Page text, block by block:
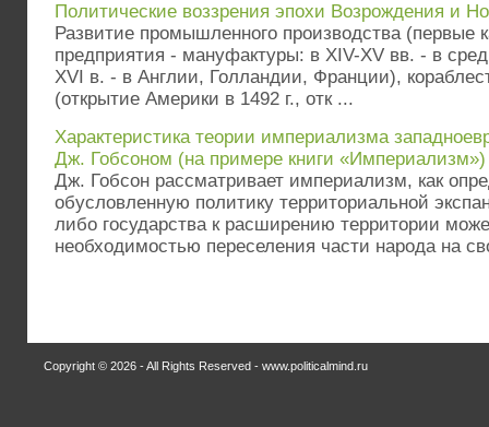
Политические воззрения эпохи Возрождения и
Развитие промышленного производства (первые
предприятия - мануфактуры: в ХIV-ХV вв. - в
XVI в. - в Англии, Голландии, Франции),
(открытие Америки в 1492 г., отк ...
Характеристика теории империализма
Дж. Гобсоном (на примере книги «Империализм»)
Дж. Гобсон рассматривает империализм, как
обусловленную политику территориальной
либо государства к расширению территории
необходимостью переселения части народа на
Copyright © 2026 - All Rights Reserved - www.politicalmind.ru